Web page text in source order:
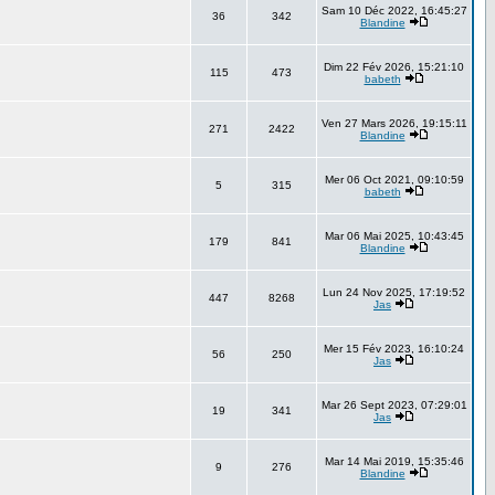
36 342
Sam 10 Déc 2022, 16:45:27
Blandine
115 473
Dim 22 Fév 2026, 15:21:10
babeth
271 2422
Ven 27 Mars 2026, 19:15:11
Blandine
5 315
Mer 06 Oct 2021, 09:10:59
babeth
179 841
Mar 06 Mai 2025, 10:43:45
Blandine
447 8268
Lun 24 Nov 2025, 17:19:52
Jas
56 250
Mer 15 Fév 2023, 16:10:24
Jas
19 341
Mar 26 Sept 2023, 07:29:01
Jas
9 276
Mar 14 Mai 2019, 15:35:46
Blandine